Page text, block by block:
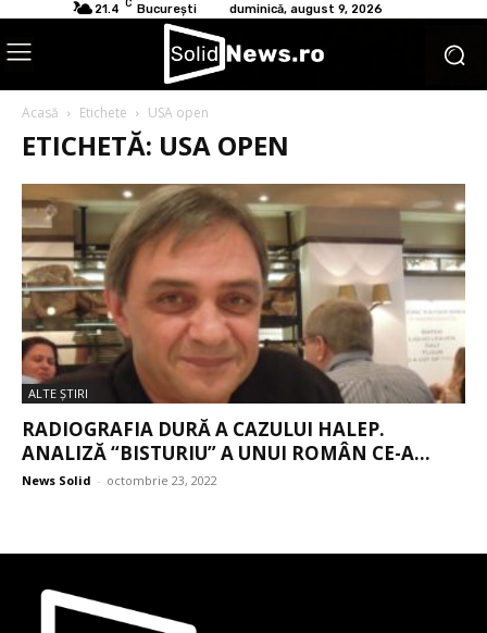
21.4 C București duminică, august 9, 2026
Acasă Etichete USA open
ETICHETĂ: USA OPEN
ALTE ŞTIRI
RADIOGRAFIA DURĂ A CAZULUI HALEP.
ANALIZĂ “BISTURIU” A UNUI ROMÂN CE-A...
News Solid - octombrie 23, 2022